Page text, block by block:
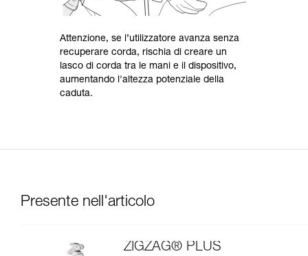
Attenzione, se l’utilizzatore avanza senza
recuperare corda, rischia di creare un
lasco di corda tra le mani e il dispositivo,
aumentando l'altezza potenziale della
caduta.
Presente nell'articolo
ZIGZAG® PLUS